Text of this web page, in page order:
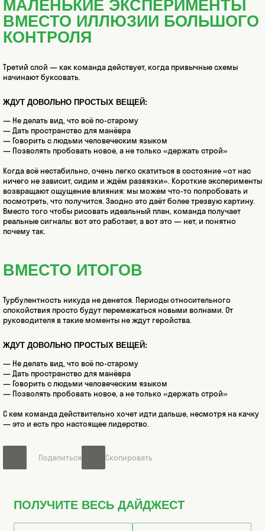
МАЛЕНЬКИЕ ЭКСПЕРИМЕНТЫ
ВМЕСТО ИЛЛЮЗИИ БОЛЬШОГО
КОНТРОЛЯ
Третий слой — как команда действует, когда привычные схемы
начинают буксовать.
ЖДУТ ДОВОЛЬНО ПРОСТЫХ ВЕЩЕЙ:
— Не делать вид, что всё по-старому
— Дать пространство для манёвра
— Говорить с людьми человеческим языком
— Позволять пробовать новое, а не только «держать строй»
Когда всё нестабильно, очень легко скатиться в состояние «от нас
ничего не зависит, сидим и ждём развязки». Короткие эксперименты
возвращают ощущение влияния: мы можем что-то попробовать и
посмотреть, что получится. Заодно это даёт более трезвую картину.
Вместо того чтобы рисовать идеальный план, команда получает
реальные сигналы: вот это работает, а вот это — нет, и понятно
почему так.
ВМЕСТО ИТОГОВ
Турбулентность никуда не денется. Периоды относительного
спокойствия просто будут перемежаться новыми волнами. От
руководителя в такие моменты не ждут геройства.
ЖДУТ ДОВОЛЬНО ПРОСТЫХ ВЕЩЕЙ:
— Не делать вид, что всё по-старому
— Дать пространство для манёвра
— Говорить с людьми человеческим языком
— Позволять пробовать новое, а не только «держать строй»
С кем команда действительно хочет идти дальше, несмотря на качку
— это и есть про настоящее лидерство.
Поделиться Скопировать
ПОЛУЧИТЕ ВЕСЬ ДАЙДЖЕСТ